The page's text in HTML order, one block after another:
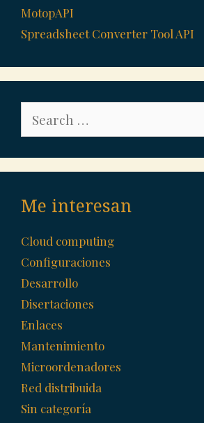
MotopAPI
Spreadsheet Converter Tool API
for:
Me interesan
Cloud computing
Configuraciones
Desarrollo
Disertaciones
Enlaces
Mantenimiento
Microordenadores
Red distribuida
Sin categoría